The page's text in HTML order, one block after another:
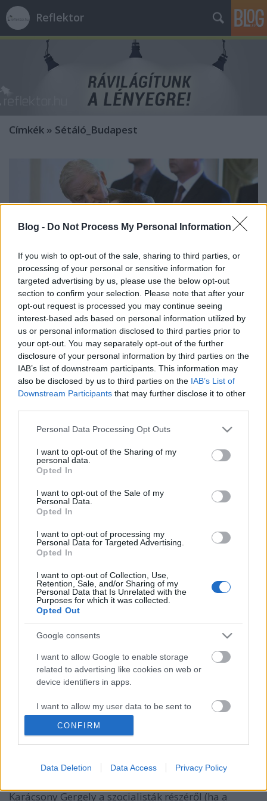
Blog - Do Not Process My Personal Information
If you wish to opt-out of the sale, sharing to third parties, or
processing of your personal or sensitive information for
targeted advertising by us, please use the below opt-out
section to confirm your selection. Please note that after your
opt-out request is processed you may continue seeing
interest-based ads based on personal information utilized by
us or personal information disclosed to third parties prior to
your opt-out. You may separately opt-out of the further
disclosure of your personal information by third parties on the
IAB’s list of downstream participants. This information may
also be disclosed by us to third parties on the IAB’s List of
Downstream Participants that may further disclose it to other
Please note that this website/app uses one or more Google
not limited to your visit or usage behaviour. You may click to
grant or deny consent to Google and its third-party tags to
use your data for below specified purposes in below Google
consent section.
Personal Data Processing Opt Outs
I want to opt-out of the Sharing of my
personal data.
Opted In
I want to opt-out of the Sale of my
Personal Data.
Opted In
I want to opt-out of processing my
Personal Data for Targeted Advertising.
Opted In
I want to opt-out of Collection, Use,
Retention, Sale, and/or Sharing of my
Personal Data that Is Unrelated with the
Purposes for which it was collected.
Opted Out
Google consents
I want to allow Google to enable storage
related to advertising like cookies on web or
device identifiers in apps.
I want to allow my user data to be sent to
Google for online advertising purposes.
I want to allow Google to send me
related to analytics like cookies on web or
CONFIRM
Data Deletion Data Access Privacy Policy
Reflektor
Címkék » Sétáló_Budapest
Reiner Roland: Van-e értelme a
főpolgármester-jelölti
előválasztásnak?
Tálos Lőrinc•2018. október 31.
A Reflektor sorozatot indított a jövő évben esedékes
ellenzéki helyezkedésről. Összefogás kell most is,
hátha bejön végre, vagy olyan jelöltek, akik
Tarlós István végső kihívója? Felkért szerzőink…
Puzsér Róbert titka
2018. október 16.
főpolgármesteri tisztségért. Bejelentésére egyből
Karácsony Gergely a szocialisták részéről (ha a